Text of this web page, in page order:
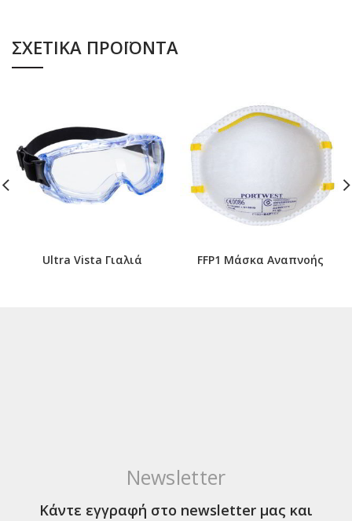
ΣΧΕΤΙΚΆ ΠΡΟΪΌΝΤΑ
Ultra Vista Γιαλιά FFP1 Μάσκα Αναπνοής
Newsletter
Κάντε εγγραφή στο newsletter μας και